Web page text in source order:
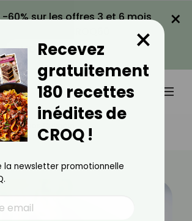
-60% sur les offres 3 et 6 mois
VOIR LA PROMO
×
Astuces Culinaires
Cuire Les Petits Pois ?
Recevez
gratuitement
180 recettes
inédites de
CROQ !
×
la newsletter promotionnelle